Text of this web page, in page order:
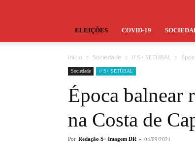
ELEIÇÕES COVID-19
Início Sociedade // S+ SETÚBAL
Sociedade // S+ SETÚBAL
Época balnear
na Costa de
Por Redação S+ Imagem DR - 04/09/2021